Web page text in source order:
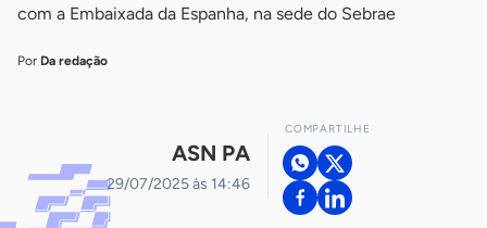
com a Embaixada da Espanha, na sede do Sebrae
Por Da redação
ASN PA
29/07/2025 às 14:46
COMPARTILHE